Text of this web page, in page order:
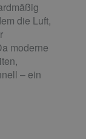
die Luft,
moderne
– ein